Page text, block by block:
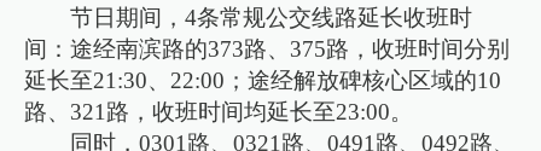
节日期间，4条常规公交线路延长收班时
间：途经南滨路的373路、375路，收班时间分别
延长至21:30、22:00；途经解放碑核心区域的10
路、321路，收班时间均延长至23:00。
同时，0301路、0321路、0491路、0492路、